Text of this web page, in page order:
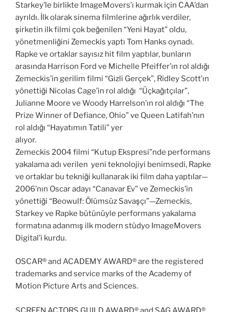
Starkey’le birlikte ImageMovers’ı kurmak için CAA’dan
ayrıldı. İlk olarak sinema filmlerine ağırlık verdiler,
şirketin ilk filmi çok beğenilen “Yeni Hayat” oldu,
yönetmenliğini Zemeckis yaptı Tom Hanks oynadı.
Rapke ve ortaklar sayısız hit film yaptılar, bunların
arasında Harrison Ford ve Michelle Pfeiffer’ın rol aldığı
Zemeckis’in gerilim filmi “Gizli Gerçek”, Ridley Scott’ın
yönettiği Nicolas Cage’in rol aldığı “Üçkağıtçılar”,
Julianne Moore ve Woody Harrelson’ın rol aldığı “The
Prize Winner of Defiance, Ohio” ve Queen Latifah’nın
rol aldığı “Hayatımın Tatili” yer
alıyor.
Zemeckis 2004 filmi “Kutup Ekspresi”nde performans
yakalama adı verilen yeni teknolojiyi benimsedi, Rapke
ve ortaklar bu tekniği kullanarak iki film daha yaptılar—
2006’nın Oscar adayı “Canavar Ev” ve Zemeckis’in
yönettiği “Beowulf: Ölümsüz Savaşçı”—Zemeckis,
Starkey ve Rapke bütünüyle performans yakalama
formatına adanmış ilk modern stüdyo ImageMovers
Digital’i kurdu.
OSCAR® and ACADEMY AWARD® are the registered
trademarks and service marks of the Academy of
Motion Picture Arts and Sciences.